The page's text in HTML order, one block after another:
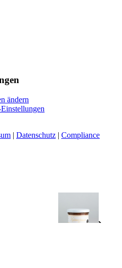
ändern
| Datenschutz | Compliance